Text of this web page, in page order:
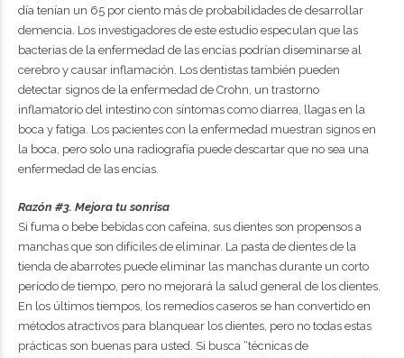
día tenían un 65 por ciento más de probabilidades de desarrollar
demencia. Los investigadores de este estudio especulan que las
bacterias de la enfermedad de las encías podrían diseminarse al
cerebro y causar inflamación. Los dentistas también pueden
detectar signos de la enfermedad de Crohn, un trastorno
inflamatorio del intestino con síntomas como diarrea, llagas en la
boca y fatiga. Los pacientes con la enfermedad muestran signos en
la boca, pero solo una radiografía puede descartar que no sea una
enfermedad de las encías.
Razón #3. Mejora tu sonrisa
Si fuma o bebe bebidas con cafeína, sus dientes son propensos a
manchas que son difíciles de eliminar. La pasta de dientes de la
tienda de abarrotes puede eliminar las manchas durante un corto
período de tiempo, pero no mejorará la salud general de los dientes.
En los últimos tiempos, los remedios caseros se han convertido en
métodos atractivos para blanquear los dientes, pero no todas estas
prácticas son buenas para usted. Si busca “técnicas de